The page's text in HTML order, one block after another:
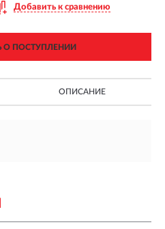
Добавить к сравнению
О ПОСТУПЛЕНИИ
ОПИСАНИЕ